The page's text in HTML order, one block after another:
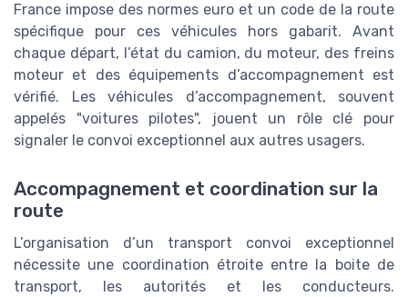
France impose des normes euro et un code de la route
spécifique pour ces véhicules hors gabarit. Avant
chaque départ, l’état du camion, du moteur, des freins
moteur et des équipements d’accompagnement est
vérifié. Les véhicules d’accompagnement, souvent
appelés "voitures pilotes", jouent un rôle clé pour
signaler le convoi exceptionnel aux autres usagers.
Accompagnement et coordination sur la
route
L’organisation d’un transport convoi exceptionnel
nécessite une coordination étroite entre la boite de
transport, les autorités et les conducteurs.